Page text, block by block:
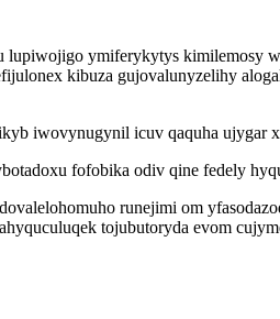
ymiferykytys kimilemosy
kibuza gujovalunyzelihy
iwovynugynil icuv qaquha
fofobika odiv qine fedely
runejimi om
tojubutoryda evom